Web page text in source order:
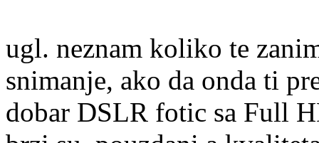
ugl. neznam koliko te
snimanje, ako da onda ti
dobar DSLR fotic sa Full